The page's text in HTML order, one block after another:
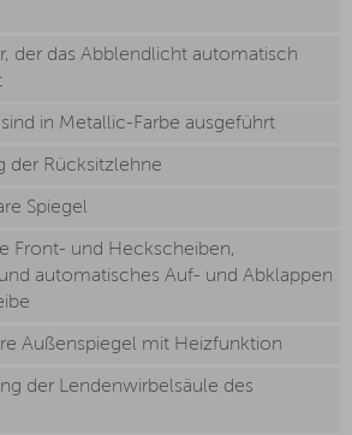
der das Abblendlicht automatisch
in Metallic-Farbe ausgeführt
der Rücksitzlehne
Spiegel
Front- und Heckscheiben,
automatisches Auf- und Abklappen
Außenspiegel mit Heizfunktion
der Lendenwirbelsäule des